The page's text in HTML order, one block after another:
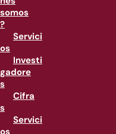
somos
?
Servici
os
Investi
gadore
s
Cifra
s
Servici
os